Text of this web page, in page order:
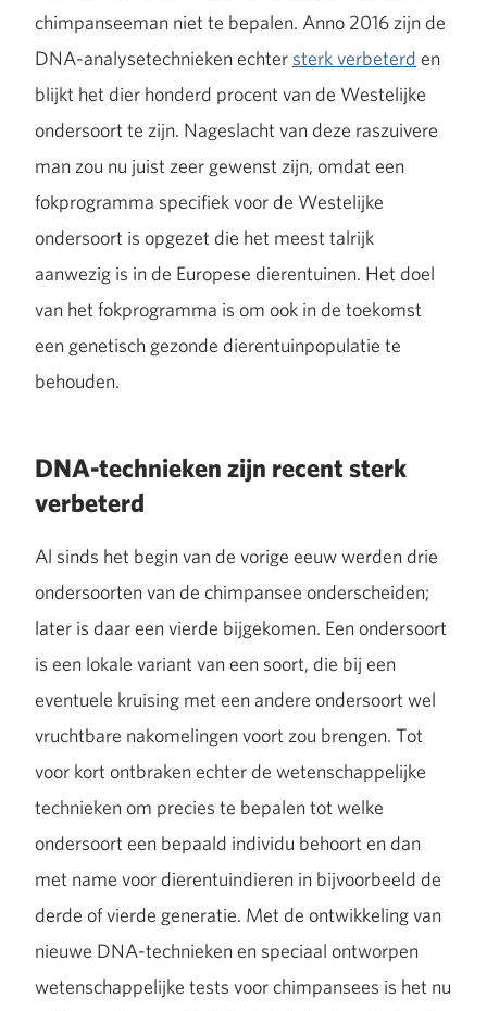
chimpanseeman niet te bepalen. Anno 2016 zijn de
DNA-analysetechnieken echter sterk verbeterd en
blijkt het dier honderd procent van de Westelijke
ondersoort te zijn. Nageslacht van deze raszuivere
man zou nu juist zeer gewenst zijn, omdat een
fokprogramma specifiek voor de Westelijke
ondersoort is opgezet die het meest talrijk
aanwezig is in de Europese dierentuinen. Het doel
van het fokprogramma is om ook in de toekomst
een genetisch gezonde dierentuinpopulatie te
behouden.
DNA-technieken zijn recent sterk
verbeterd
Al sinds het begin van de vorige eeuw werden drie
ondersoorten van de chimpansee onderscheiden;
later is daar een vierde bijgekomen. Een ondersoort
is een lokale variant van een soort, die bij een
eventuele kruising met een andere ondersoort wel
vruchtbare nakomelingen voort zou brengen. Tot
voor kort ontbraken echter de wetenschappelijke
technieken om precies te bepalen tot welke
ondersoort een bepaald individu behoort en dan
met name voor dierentuindieren in bijvoorbeeld de
derde of vierde generatie. Met de ontwikkeling van
nieuwe DNA-technieken en speciaal ontworpen
wetenschappelijke tests voor chimpansees is het nu